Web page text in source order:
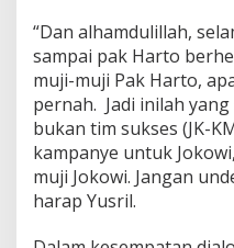
“Dan alhamdulillah,
sampai pak Harto
muji-muji Pak Harto,
pernah. Jadi inilah yang
bukan tim sukses (JK-
kampanye untuk
muji Jokowi. Jangan
harap Yusril.